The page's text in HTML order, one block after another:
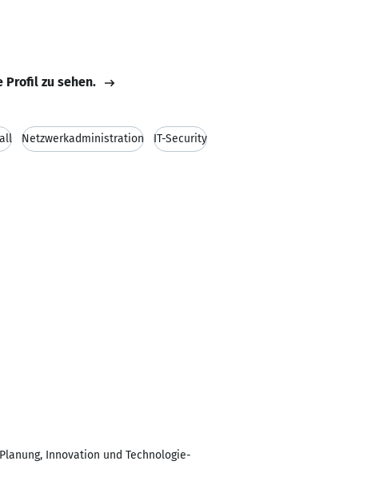
Profil zu sehen.
Netzwerkadministration IT-Security
Innovation und Technologie-